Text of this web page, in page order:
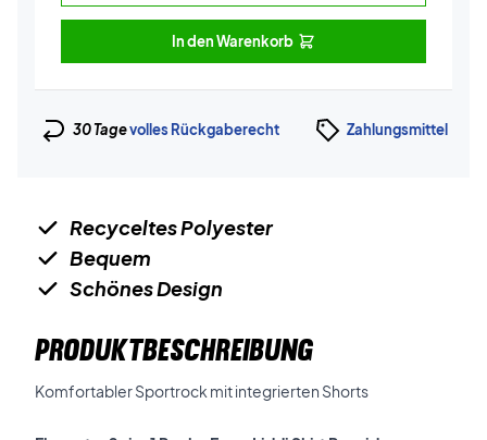
In den Warenkorb
30 Tagevolles Rückgaberecht Zahlungsmittel
Recyceltes Polyester
Bequem
Schönes Design
PRODUKTBESCHREIBUNG
Komfortabler Sportrock mit integrierten Shorts